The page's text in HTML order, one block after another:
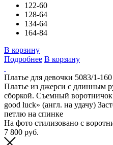
122-60
128-64
134-64
164-84
В корзину
Подробнее В корзину
Платье для девочки 5083/1-160
Платье из джерси с длинным
сборкой. Съемный
good luck» (англ. на удачу)
петлю на спинке
На фото стилизовано с
7 800 руб.